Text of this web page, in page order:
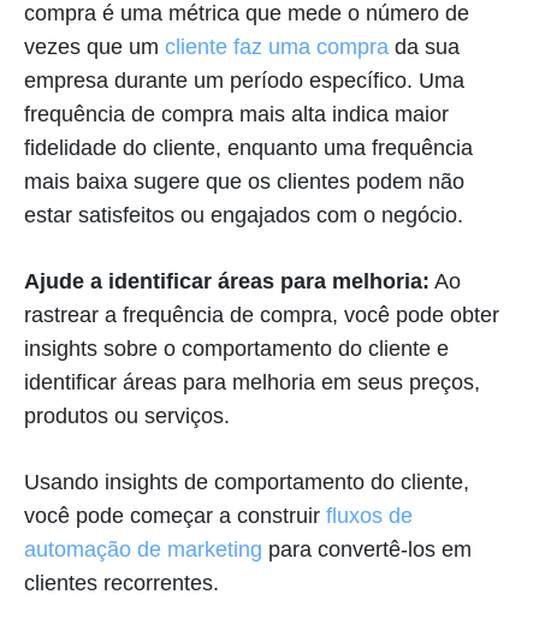
compra é uma métrica que mede o número de
vezes que um cliente faz uma compra da sua
empresa durante um período específico. Uma
frequência de compra mais alta indica maior
fidelidade do cliente, enquanto uma frequência
mais baixa sugere que os clientes podem não
estar satisfeitos ou engajados com o negócio.
Ajude a identificar áreas para melhoria: Ao
rastrear a frequência de compra, você pode obter
insights sobre o comportamento do cliente e
identificar áreas para melhoria em seus preços,
produtos ou serviços.
Usando insights de comportamento do cliente,
você pode começar a construir fluxos de
automação de marketing para convertê-los em
clientes recorrentes.